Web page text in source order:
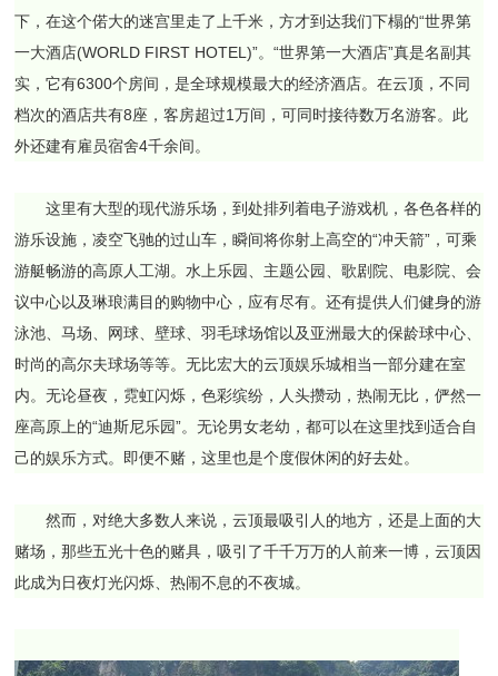
下，在这个偌大的迷宫里走了上千米，方才到达我们下榻的“世界第
一大酒店(WORLD FIRST HOTEL)”。“世界第一大酒店”真是名副其
实，它有6300个房间，是全球规模最大的经济酒店。在云顶，不同
档次的酒店共有8座，客房超过1万间，可同时接待数万名游客。此
外还建有雇员宿舍4千余间。
这里有大型的现代游乐场，到处排列着电子游戏机，各色各样的
游乐设施，凌空飞驰的过山车，瞬间将你射上高空的“冲天箭”，可乘
游艇畅游的高原人工湖。水上乐园、主题公园、歌剧院、电影院、会
议中心以及琳琅满目的购物中心，应有尽有。还有提供人们健身的游
泳池、马场、网球、壁球、羽毛球场馆以及亚洲最大的保龄球中心、
时尚的高尔夫球场等等。无比宏大的云顶娱乐城相当一部分建在室
内。无论昼夜，霓虹闪烁，色彩缤纷，人头攒动，热闹无比，俨然一
座高原上的“迪斯尼乐园”。无论男女老幼，都可以在这里找到适合自
己的娱乐方式。即便不赌，这里也是个度假休闲的好去处。
然而，对绝大多数人来说，云顶最吸引人的地方，还是上面的大
赌场，那些五光十色的赌具，吸引了千千万万的人前来一博，云顶因
此成为日夜灯光闪烁、热闹不息的不夜城。